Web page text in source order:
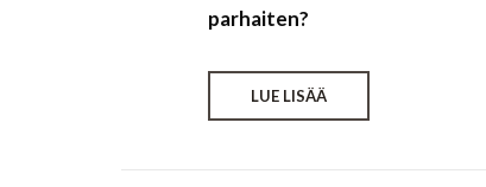
parhaiten?
LUE LISÄÄ